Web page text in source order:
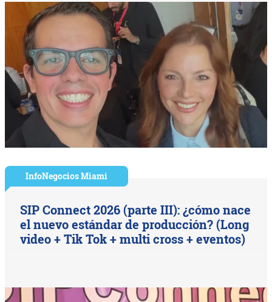
InfoNegocios Miami
SIP Connect 2026 (parte III): ¿cómo nace
el nuevo estándar de producción? (Long
video + Tik Tok + multi cross + eventos)